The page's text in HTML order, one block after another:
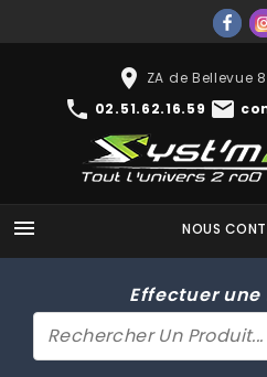
place ZA de Bellevue
phone 02.51.62.16.59 mail
 NOUS
Effectuer